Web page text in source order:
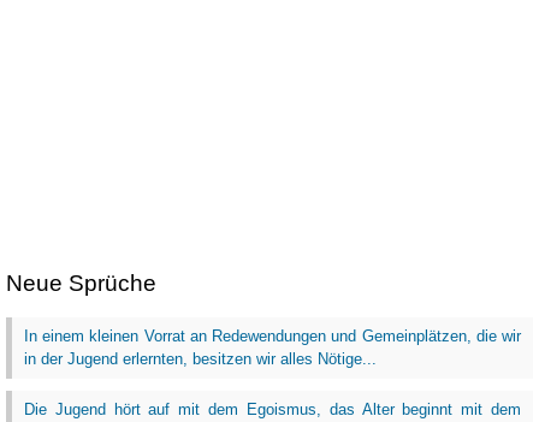
Neue Sprüche
In einem kleinen Vorrat an Redewendungen und Gemeinplätzen, die wir
in der Jugend erlernten, besitzen wir alles Nötige...
Die Jugend hört auf mit dem Egoismus, das Alter beginnt mit dem